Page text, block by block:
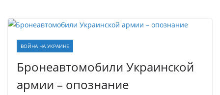
ВОЙНА НА УКРАИНЕ
Бронеавтомобили Украинской
армии – опознание